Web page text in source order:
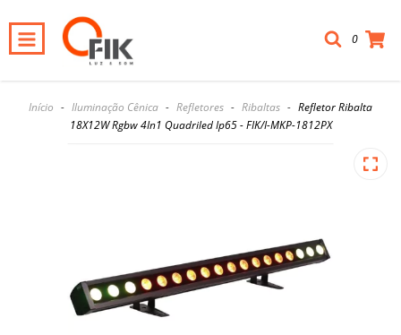
0
Início - Iluminação Cênica - Refletores - Ribaltas - Refletor Ribalta
18X12W Rgbw 4In1 Quadriled Ip65 - FIK/I-MKP-1812PX